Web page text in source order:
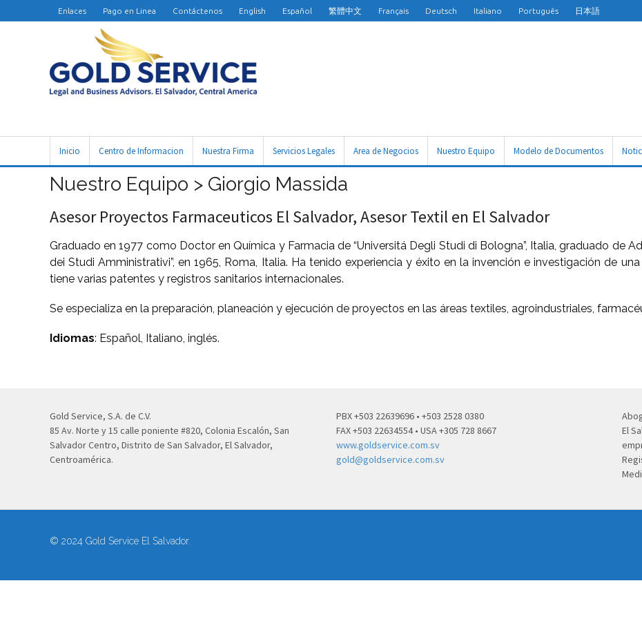
Enlaces Pago en Linea Contáctenos English Español 繁體中文 Français Deutsch Italiano Português 日本語
Inicio Centro de Informacion Nuestra Firma Servicios Legales Area de Negocios Nuestro Equipo Modelo de Documentos
Nuestro Equipo > Giorgio Massida
Asesor Proyectos Farmaceuticos El Salvador, Asesor Textil en El Salvador
Graduado en 1977 como Doctor en Química y Farmacia de “Universitá Degli Studi di Bologna”, Italia, graduado de
dei Studi Amministrativi”, en 1965, Roma, Italia. Ha tenido experiencia y éxito en la invención e investigación de
tiene varias patentes y registros sanitarios internacionales.
Se especializa en la preparación, planeación y ejecución de proyectos en las áreas textiles, agroindustriales,
Idiomas: Español, Italiano, inglés.
Gold Service, S.A. de C.V.
85 Av. Norte y 15 calle poniente #820, Colonia Escalón, San
Salvador Centro, Distrito de San Salvador, El Salvador,
Centroamérica.
PBX +503 22639696 • +503 2528 0380
FAX +503 22634554 • USA +305 728 8667
www.goldservice.com.sv
gold@goldservice.com.sv
El
© 2024 Gold Service El Salvador.